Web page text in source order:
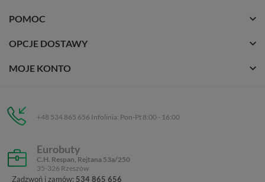
Zadzwoń i zamów: 534 865 656
POMOC
OPCJE DOSTAWY
MOJE KONTO
+48 534 865 656 Infolinia: Pon-Pt 8:00 - 16:00
Eurobuty
C.H. Respan, Rejtana 53a/250
35-326 Rzeszów